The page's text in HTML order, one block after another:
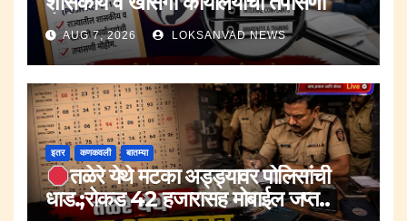
मोहीम..
AUG 7, 2026 LOKSANVAD NEWS
इतर कणकवली बातम्या
तळेरे येथे मटका अड्ड्यावर पोलिसांची
धाड.;रोकड 42 हजारासह मोबाईल जप्त..